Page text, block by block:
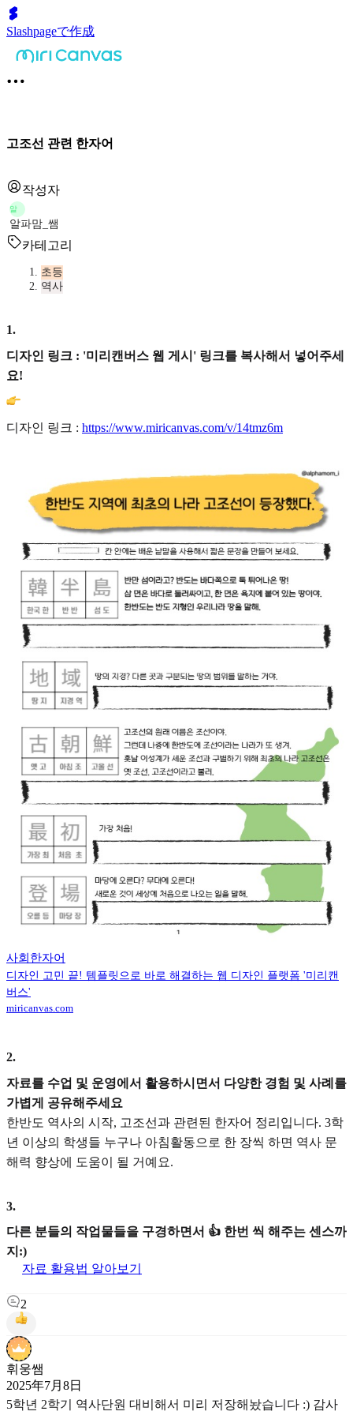
Slashpageで作成
고조선 관련 한자어
작성자
알
알파맘_쌤
카테고리
초등
역사
1.
디자인 링크 : '미리캔버스 웹 게시' 링크를 복사해서 넣어주세
요!
디자인 링크 : https://www.miricanvas.com/v/14tmz6m
사회한자어
디자인 고민 끝! 템플릿으로 바로 해결하는 웹 디자인 플랫폼 '미리캔
버스'
miricanvas.com
2.
자료를 수업 및 운영에서 활용하시면서 다양한 경험 및 사례를
가볍게 공유해주세요
한반도 역사의 시작, 고조선과 관련된 한자어 정리입니다. 3학
년 이상의 학생들 누구나 아침활동으로 한 장씩 하면 역사 문
해력 향상에 도움이 될 거예요.
3.
다른 분들의 작업물들을 구경하면서 👍 한번 씩 해주는 센스까
지:)
자료 활용법 알아보기
2
휘웅쌤
2025年7月8日
5학년 2학기 역사단원 대비해서 미리 저장해놨습니다 :) 감사